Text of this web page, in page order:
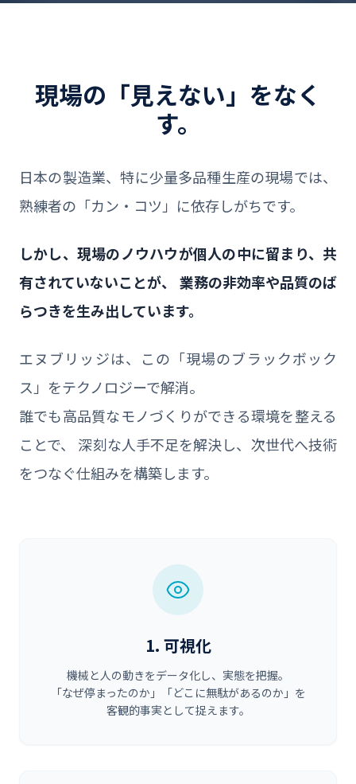
現場の「見えない」をなく
す。
日本の製造業、特に少量多品種生産の現場では、
熟練者の「カン・コツ」に依存しがちです。
しかし、現場のノウハウが個人の中に留まり、共
有されていないことが、
業務の非効率や品質のば
らつきを生み出しています。
エヌブリッジは、この「現場のブラックボック
ス」をテクノロジーで解消。
誰でも高品質なモノづくりができる環境を整える
ことで、
深刻な人手不足を解決し、次世代へ技術
をつなぐ仕組みを構築します。
1. 可視化
機械と人の動きをデータ化し、実態を把握。
「なぜ停まったのか」「どこに無駄があるのか」を
客観的事実として捉えます。